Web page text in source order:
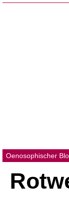
Oenosophischer